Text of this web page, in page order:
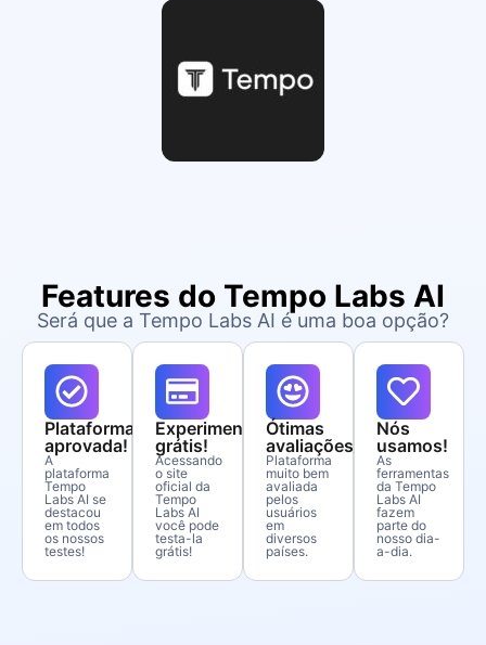
Features do Tempo Labs AI
Será que a Tempo Labs AI é uma boa opção?
Plataforma
aprovada!
A
plataforma
Tempo
Labs AI se
destacou
em todos
os nossos
testes!
Experimente
grátis!
Acessando
o site
oficial da
Tempo
Labs AI
você pode
testa-la
grátis!
Ótimas
avaliações!
Plataforma
muito bem
avaliada
pelos
usuários
em
diversos
países.
Nós
usamos!
As
ferramentas
da Tempo
Labs AI
fazem
parte do
nosso dia-
a-dia.